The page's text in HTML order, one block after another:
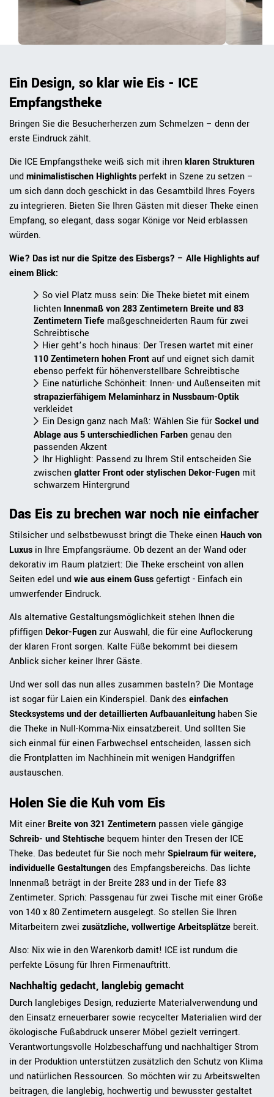
Ein Design, so klar wie Eis - ICE
Empfangstheke
Bringen Sie die Besucherherzen zum Schmelzen – denn der
erste Eindruck zählt.
Die ICE Empfangstheke weiß sich mit ihrenklaren Strukturen
undminimalistischen Highlights perfekt in Szene zu setzen –
um sich dann doch geschickt in das Gesamtbild Ihres Foyers
zu integrieren. Bieten Sie Ihren Gästen mit dieser Theke einen
Empfang, so elegant, dass sogar Könige vor Neid erblassen
würden.
Wie? Das ist nur die Spitze des Eisbergs? – Alle Highlights auf
einem Blick:
So viel Platz muss sein: Die Theke bietet mit einem
lichten Innenmaß von 283 Zentimetern Breite und 83
Zentimetern Tiefe maßgeschneiderten Raum für zwei
Schreibtische
Hier geht’s hoch hinaus: Der Tresen wartet mit einer
110 Zentimetern hohen Frontauf und eignet sich damit
ebenso perfekt für höhenverstellbare Schreibtische
Eine natürliche Schönheit: Innen- und Außenseiten mit
strapazierfähigem Melaminharz in Nussbaum-Optik
verkleidet
Ein Design ganz nach Maß: Wählen Sie fürSockel und
Ablage aus 5 unterschiedlichen Farbengenau den
passenden Akzent
Ihr Highlight: Passend zu Ihrem Stil entscheiden Sie
zwischenglatter Front oder stylischen Dekor-Fugen mit
schwarzem Hintergrund
Das Eis zu brechen war noch nie einfacher
Stilsicher und selbstbewusst bringt die Theke einen Hauch von
Luxus in Ihre Empfangsräume. Ob dezent an der Wand oder
dekorativ im Raum platziert: Die Theke erscheint von allen
Seiten edel undwie aus einem Gussgefertigt - Einfach ein
umwerfender Eindruck.
Als alternative Gestaltungsmöglichkeit stehen Ihnen die
pfiffigen Dekor-Fugenzur Auswahl, die für eine Auflockerung
der klaren Front sorgen. Kalte Füße bekommt bei diesem
Anblick sicher keiner Ihrer Gäste.
Und wer soll das nun alles zusammen basteln? Die Montage
ist sogar für Laien ein Kinderspiel. Dank des einfachen
Stecksystems und der detaillierten Aufbauanleitung haben Sie
die Theke in Null-Komma-Nix einsatzbereit. Und sollten Sie
sich einmal für einen Farbwechsel entscheiden, lassen sich
die Frontplatten im Nachhinein mit wenigen Handgriffen
austauschen.
Holen Sie die Kuh vom Eis
Mit einer Breite von 321 Zentimetern passen viele gängige
Schreib- und Stehtische bequem hinter den Tresen der ICE
Theke. Das bedeutet für Sie noch mehrSpielraum für weitere,
individuelle Gestaltungendes Empfangsbereichs. Das lichte
Innenmaß beträgt in der Breite 283 und in der Tiefe 83
Zentimeter. Sprich: Passgenau für zwei Tische mit einer Größe
von 140 x 80 Zentimetern ausgelegt. So stellen Sie Ihren
Mitarbeitern zwei zusätzliche, vollwertige Arbeitsplätze bereit.
Also: Nix wie in den Warenkorb damit! ICE ist rundum die
perfekte Lösung für Ihren Firmenauftritt.
Nachhaltig gedacht, langlebig gemacht
Durch langlebiges Design, reduzierte Materialverwendung und
den Einsatz erneuerbarer sowie recycelter Materialien wird der
ökologische Fußabdruck unserer Möbel gezielt verringert.
Verantwortungsvolle Holzbeschaffung und nachhaltiger Strom
in der Produktion unterstützen zusätzlich den Schutz von Klima
und natürlichen Ressourcen. So möchten wir zu Arbeitswelten
beitragen, die langlebig, hochwertig und bewusster gestaltet